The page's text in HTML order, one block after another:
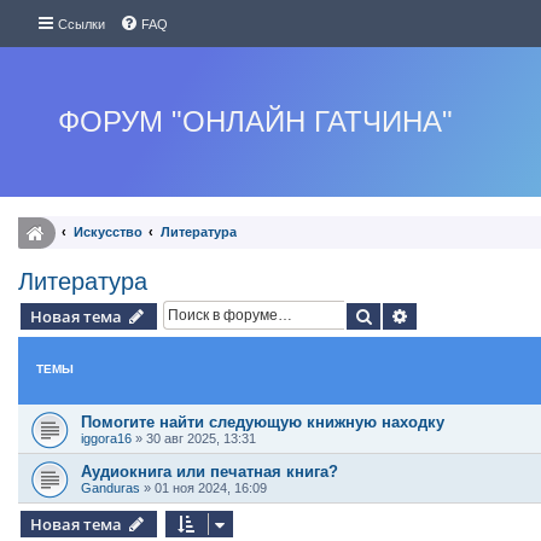
Ссылки FAQ
ФОРУМ "ОНЛАЙН ГАТЧИНА"
Искуcство Литература
Литература
Новая тема Поиск
ТЕМЫ
Помогите найти следующую книжную находку
iggora16 » 30 авг 2025, 13:31
Аудиокнига или печатная книга?
Ganduras » 01 ноя 2024, 16:09
Новая тема